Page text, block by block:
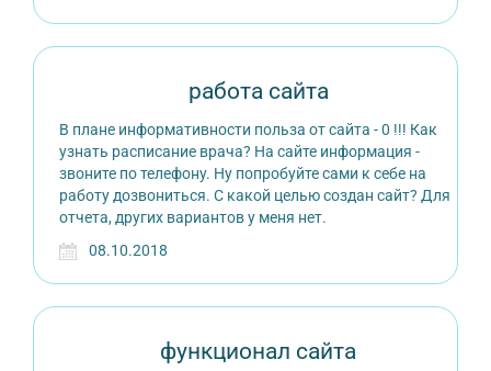
работа сайта
В плане информативности польза от сайта - 0 !!! Как
узнать расписание врача? На сайте информация -
звоните по телефону. Ну попробуйте сами к себе на
работу дозвониться. С какой целью создан сайт? Для
отчета, других вариантов у меня нет.
08.10.2018
функционал сайта